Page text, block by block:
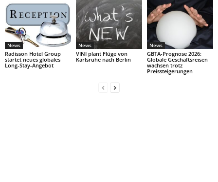
News
Radisson Hotel Group
startet neues globales
Long-Stay-Angebot
News
VINI plant Flüge von
Karlsruhe nach Berlin
News
GBTA-Prognose 2026:
Globale Geschäftsreisen
wachsen trotz
Preissteigerungen